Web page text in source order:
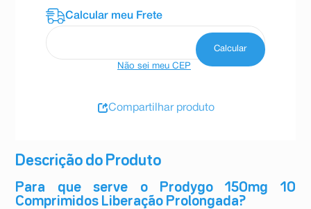
Descrição do Produto
Para que serve o Prodygo 150mg 10
Comprimidos Liberação Prolongada?
Não sei meu CEP
Compartilhar produto